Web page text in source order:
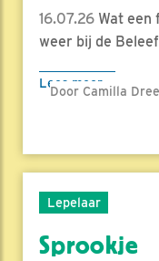
16.07.26 Wat een
weer bij de
Lees meer
Door Camilla
Lepelaar
Sprookje